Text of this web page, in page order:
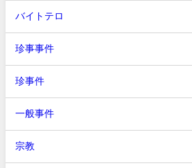
バイトテロ
珍事事件
珍事件
一般事件
宗教